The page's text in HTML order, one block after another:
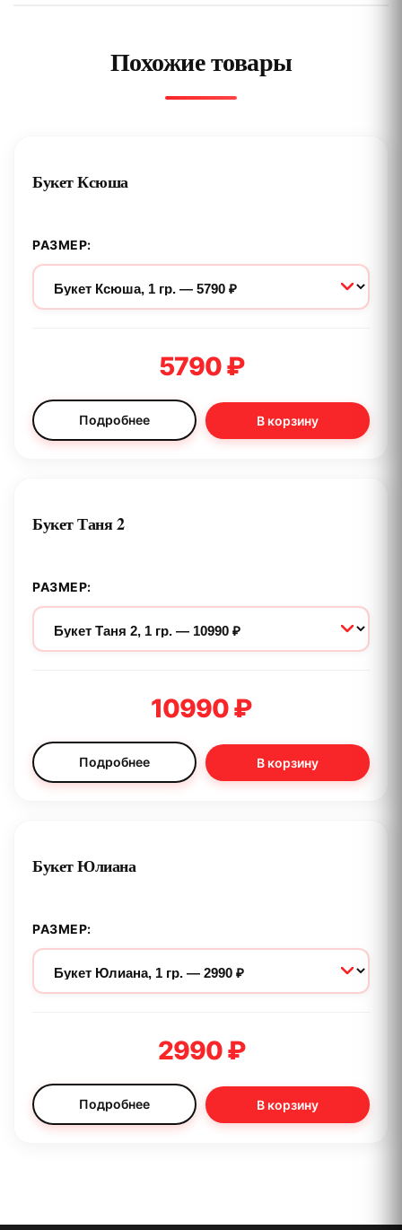
Похожие товары
Букет Ксюша
РАЗМЕР:
5790 ₽
Подробнее В корзину
Букет Таня 2
РАЗМЕР:
10990 ₽
Подробнее В корзину
Букет Юлиана
РАЗМЕР:
2990 ₽
Подробнее В корзину